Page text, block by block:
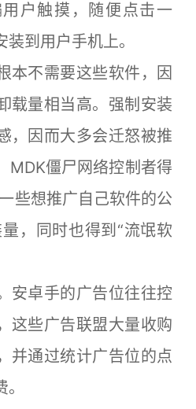
户触摸，随便点击一
到用户手机上。
不需要这些软件，因
载量相当高。强制安装
，因而大多会迁怒被推
MDK僵尸网络控制者得
些想推广自己软件的公
，同时也得到“流氓软
卓手的广告位往往控
这些广告联盟大量收购
并通过统计广告位的点